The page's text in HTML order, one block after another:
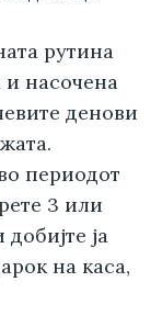
рутина
и насочена
денови
периодот
3 или
ја
на каса,